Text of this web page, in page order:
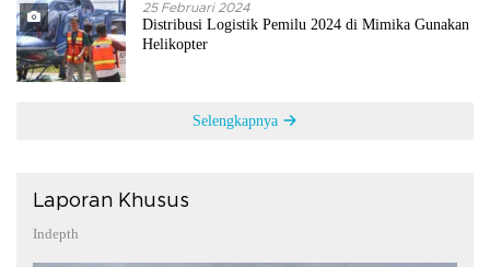
25 Februari 2024
Distribusi Logistik Pemilu 2024 di Mimika Gunakan
Helikopter
Selengkapnya
Laporan Khusus
Indepth